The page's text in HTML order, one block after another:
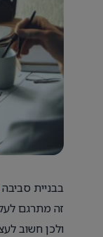
בבניית סביבה
זה מתרגם
ולכן חשוב